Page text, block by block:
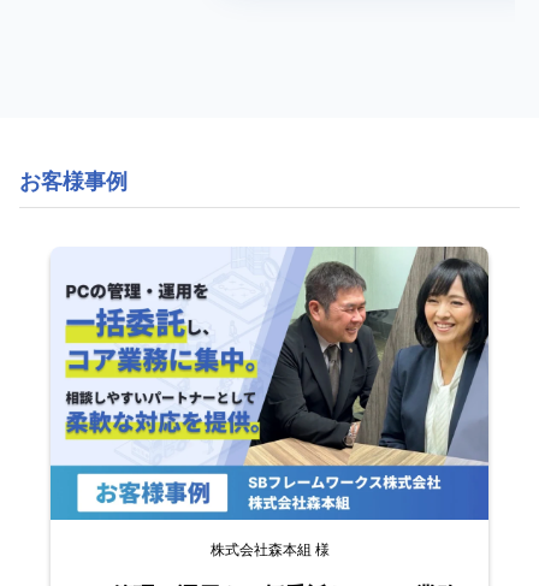
お客様事例
株式会社森本組 様